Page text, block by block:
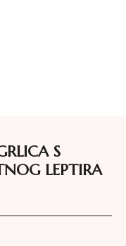
S
LEPTIRA